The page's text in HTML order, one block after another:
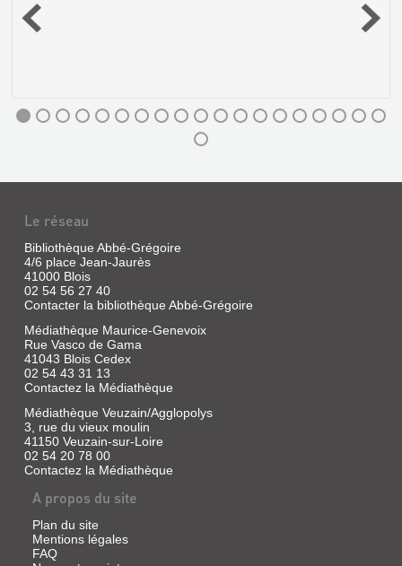
ACTE
POUR
LA
LICENCE,
SERA
SOUTENU
LE
Livre
Dupre,
Alexandre,
BLOIS
Livre
|
Perrochot,
J.
|
Typ.
et
lith.
C.
Migault
et
Cie,
1901
Le réseau
Bibliothèque Abbé-Grégoire
4/6 place Jean-Jaurès
41000 Blois
02 54 56 27 40
Contacter la bibliothèque Abbé-Grégoire
Médiathèque Maurice-Genevoix
Rue Vasco de Gama
41043 Blois Cedex
02 54 43 31 13
Contactez la Médiathèque
Médiathèque Veuzain/Agglopolys
3, rue du vieux moulin
41150 Veuzain-sur-Loire
02 54 20 78 00
Contactez la Médiathèque
A propos du site
Plan du site
Mentions légales
FAQ